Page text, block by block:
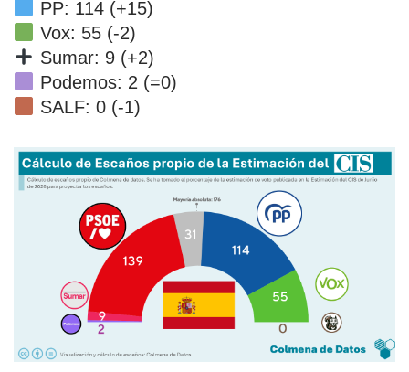
PP: 114 (+15)
Vox: 55 (-2)
Sumar: 9 (+2)
Podemos: 2 (=0)
SALF: 0 (-1)